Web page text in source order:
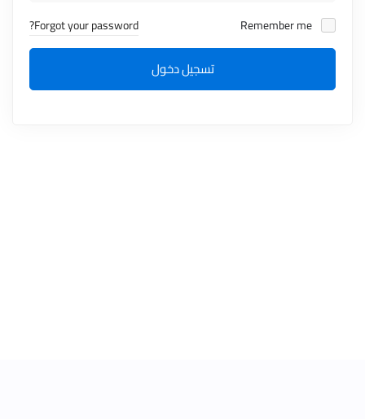
Forgot your password?
تسجيل دخول